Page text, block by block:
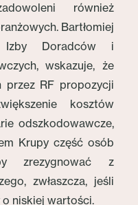
również
Bartłomiej
Izby Doradców i
wskazuje, że
przez RF propozycji
kosztów
odszkodowawcze,
Krupy część osób
zrezygnować z
zwłaszcza, jeśli
o niskiej wartości.